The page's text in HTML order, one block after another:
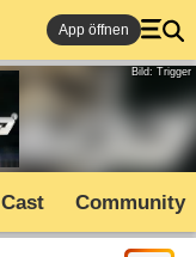
App öffnen
Bild: Trigger
Cast Community